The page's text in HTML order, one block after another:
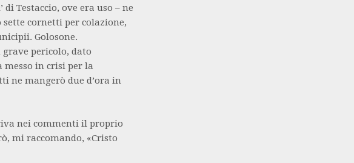
Testaccio, ove era uso – ne
cornetti per colazione,
Golosone.
pericolo, dato
messo in crisi per la
ne mangerò due d’ora in
nei commenti il proprio
mi raccomando, «Cristo